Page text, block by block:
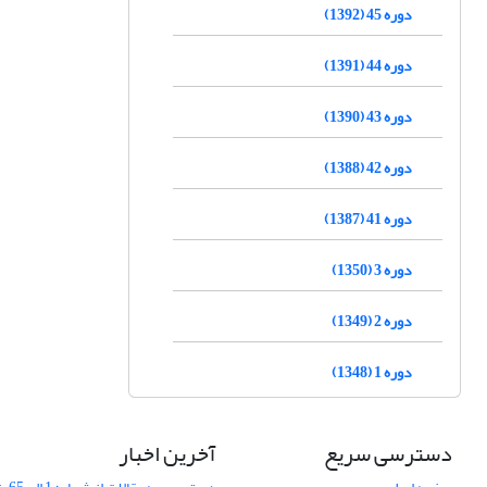
دوره 45 (1392)
دوره 44 (1391)
دوره 43 (1390)
دوره 42 (1388)
دوره 41 (1387)
دوره 3 (1350)
دوره 2 (1349)
دوره 1 (1348)
دسترسی سریع آخرین اخبار